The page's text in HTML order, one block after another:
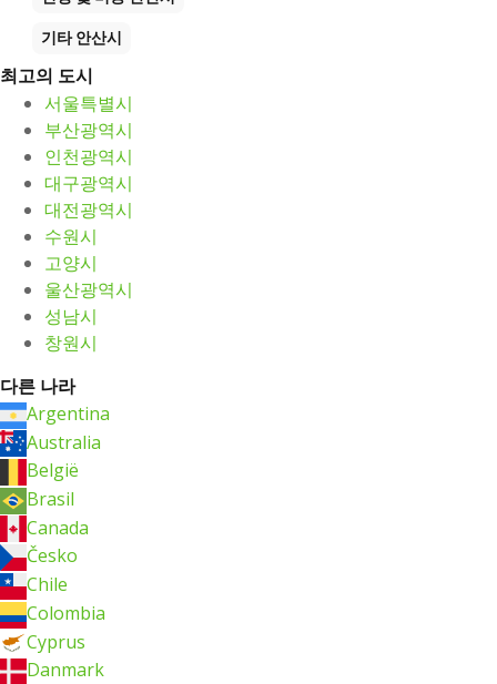
기타안산시
최고의 도시
서울특별시
부산광역시
인천광역시
대구광역시
대전광역시
수원시
고양시
울산광역시
성남시
창원시
다른 나라
Argentina
Australia
België
Brasil
Canada
Česko
Chile
Colombia
Cyprus
Danmark